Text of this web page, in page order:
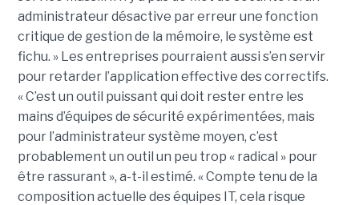
administrateur désactive par erreur une fonction
critique de gestion de la mémoire, le système est
fichu. » Les entreprises pourraient aussi s’en servir
pour retarder l’application effective des correctifs.
« C’est un outil puissant qui doit rester entre les
mains d’équipes de sécurité expérimentées, mais
pour l’administrateur système moyen, c’est
probablement un outil un peu trop « radical » pour
être rassurant », a-t-il estimé. « Compte tenu de la
composition actuelle des équipes IT, cela risque